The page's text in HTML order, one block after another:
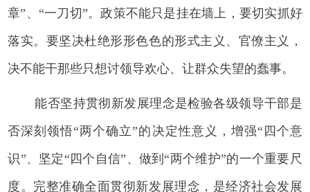
章”、“一刀切”。政策不能只是挂在墙上，要切实抓好
落实。要坚决杜绝形形色色的形式主义、官僚主义，
决不能干那些只想讨领导欢心、让群众失望的蠢事。
能否坚持贯彻新发展理念是检验各级领导干部是
否深刻领悟“两个确立”的决定性意义，增强“四个意
识”、坚定“四个自信”、做到“两个维护”的一个重要尺
度。完整准确全面贯彻新发展理念，是经济社会发展